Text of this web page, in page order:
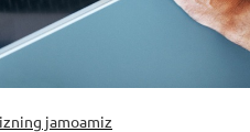
jamoamiz